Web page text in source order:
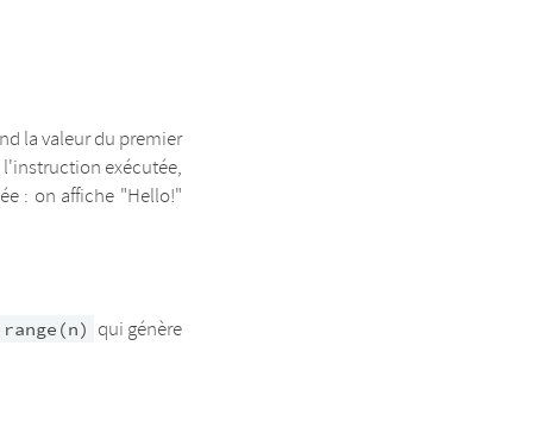
la valeur du premier
l'instruction exécutée,
: on affiche "Hello!"
range(n) qui génère